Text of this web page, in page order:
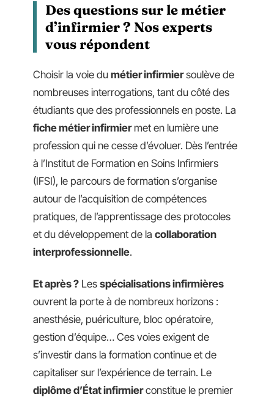
Des questions sur le métier
d’infirmier ? Nos experts
vous répondent
Choisir la voie du métier infirmiersoulève de
nombreuses interrogations, tant du côté des
étudiants que des professionnels en poste. La
fiche métier infirmiermet en lumière une
profession qui ne cesse d’évoluer. Dès l’entrée
à l’Institut de Formation en Soins Infirmiers
(IFSI), le parcours de formation s’organise
autour de l’acquisition de compétences
pratiques, de l’apprentissage des protocoles
et du développement de la collaboration
interprofessionnelle.
Et après ? Les spécialisations infirmières
ouvrent la porte à de nombreux horizons :
anesthésie, puériculture, bloc opératoire,
gestion d’équipe… Ces voies exigent de
s’investir dans la formation continue et de
capitaliser sur l’expérience de terrain. Le
diplôme d’État infirmierconstitue le premier